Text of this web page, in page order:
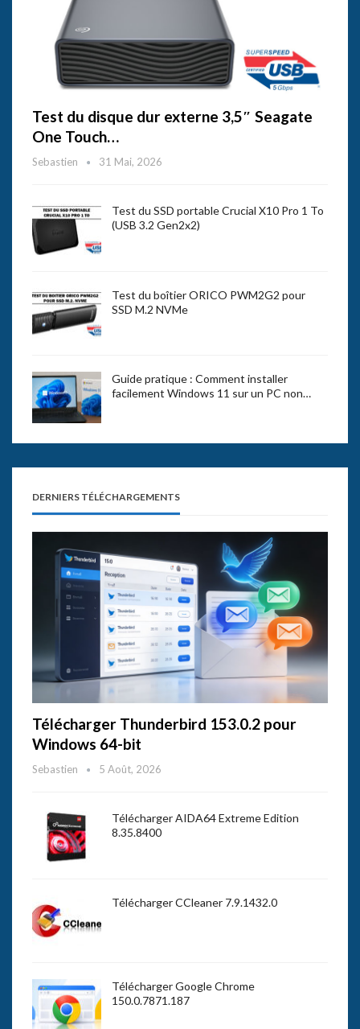
Test du disque dur externe 3,5″ Seagate
One Touch…
Sebastien 31 Mai, 2026
Test du SSD portable Crucial X10 Pro 1 To
(USB 3.2 Gen2x2)
Test du boîtier ORICO PWM2G2 pour
SSD M.2 NVMe
Guide pratique : Comment installer
facilement Windows 11 sur un PC non…
DERNIERS TÉLÉCHARGEMENTS
Télécharger Thunderbird 153.0.2 pour
Windows 64-bit
Sebastien 5 Août, 2026
Télécharger AIDA64 Extreme Edition
8.35.8400
Télécharger CCleaner 7.9.1432.0
Télécharger Google Chrome
150.0.7871.187